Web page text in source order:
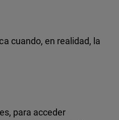
cuando, en realidad, la
para acceder